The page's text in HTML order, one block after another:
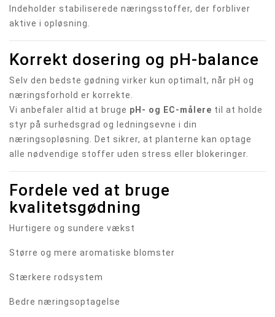
Indeholder stabiliserede næringsstoffer, der forbliver
aktive i opløsning.
Korrekt dosering og pH-balance
Selv den bedste gødning virker kun optimalt, når pH og
næringsforhold er korrekte.
Vi anbefaler altid at bruge pH- og EC-målere til at holde
styr på surhedsgrad og ledningsevne i din
næringsopløsning. Det sikrer, at planterne kan optage
alle nødvendige stoffer uden stress eller blokeringer.
Fordele ved at bruge
kvalitetsgødning
Hurtigere og sundere vækst
Større og mere aromatiske blomster
Stærkere rodsystem
Bedre næringsoptagelse